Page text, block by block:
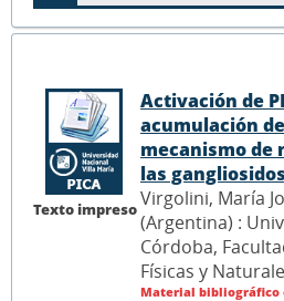
Texto impreso
Activación de
acumulación
mecanismo de
las
Virgolini, María
(Argentina) :
Córdoba,
Físicas y
Material bibliográfico